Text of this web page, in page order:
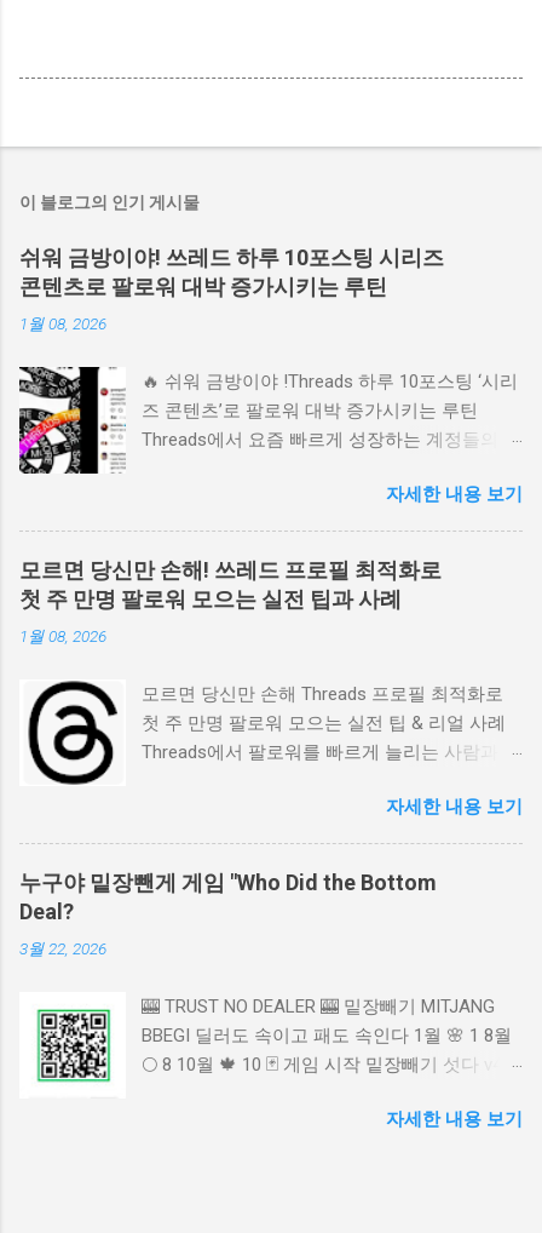
이 블로그의 인기 게시물
쉬워 금방이야! 쓰레드 하루 10포스팅 시리즈
콘텐츠로 팔로워 대박 증가시키는 루틴
1월 08, 2026
🔥 쉬워 금방이야 !Threads 하루 10포스팅 ‘시리
즈 콘텐츠’로 팔로워 대박 증가시키는 루틴
Threads에서 요즘 빠르게 성장하는 계정들의 공
올리는 것이 아니라 ‘시리즈 구조’로 꾸준히 올
린다는 점입니다. 이 글은 실제 사용자 트렌드와
현재 흐름 기준으로 정리한 완전 실전 루틴 가이
드입니다. 📌 목차 왜 하루 10포스팅이 효과적인
가? 성장 계정들의 공통 패턴 하루 10개 시리즈
하는 운영 루틴 🔎 왜 하루 10포스팅이 효과적인
가? Threads는 빠른 대화와 흐름을 중심으로 돌
아가는 플랫폼입니다. 자주 등장하는 계정일수
니다. 즉, 꾸준한 다회 노출이 곧 신뢰와 인지도
를 만들어 줍니다. ⭐ ‘많이 보이는 계정’이 결국
팔로워를 더 많이 얻습니다 🚀 성장 계정들의 공
‘다음 글이 궁금한 계정’이 팔로우 전환율이 훨
씬 높습니다 ✍️ 하루 10개 시리즈 구성 방법 1️⃣
첫 글 – 오늘 시리즈의 방향을 알려주는 안내글
2️⃣ 두 번째 글 – 가벼운 공감 유도 글 3️⃣ 세 번째
자세한 내용 보기
모르면 당신만 손해! 쓰레드 프로필 최적화로
첫 주 만명 팔로워 모으는 실전 팁과 사례
1월 08, 2026
모르면 당신만 손해 Threads 프로필 최적화로
첫 주 만명 팔로워 모으는 실전 팁 & 리얼 사례
Threads에서 팔로워를 빠르게 늘리는 사람과 그
세팅’에서 시작됩니다. 이 글은 단순 이론이 아
니라 실제 성장 사례를 기반으로 정리한 실전 가
이드이며, 초보자도 이해 쉽게, 그리고 지금 당
장 적용 가능하도록 만들었습니다. 📌 목차
눌러보고 싶게 만드는 심리 전략 초보자가 절대
하면 안 되는 실수 첫 주 이후 안정적으로 성장
유지하는 법 🔎 Threads에서 프로필 최적화가
로워가 당신을 팔로우할지 말지는 결국 프로필
자세한 내용 보기
누구야 밑장뺀게 게임 "Who Did the Bottom
Deal?
3월 22, 2026
🎰 TRUST NO DEALER 🎰 밑장빼기 MITJANG
BBEGI 딜러도 속이고 패도 속인다 1월 🌸 1 8월
🌕 8 10월 🍁 10 🃏 게임 시작 밑장빼기 섯다 v4.0
(플레이어) ₩ 10,000 배팅: ₩ 0 게임 시작 중... 삥
자세한 내용 보기